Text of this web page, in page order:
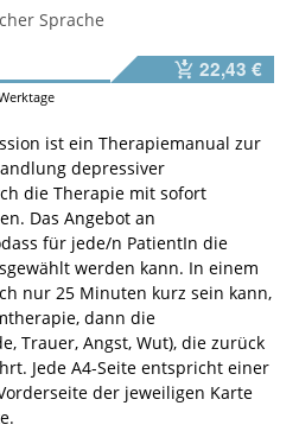
Sprache
22,43 €
ist ein Therapiemanual zur
depressiver
die Therapie mit sofort
Das Angebot an
für jede/n PatientIn die
werden kann. In einem
nur 25 Minuten kurz sein kann,
dann die
Trauer, Angst, Wut), die zurück
Jede A4-Seite entspricht einer
der jeweiligen Karte